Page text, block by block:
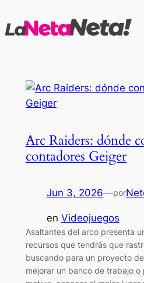
al
Arc Raiders: dónde
contadores Geiger
Jun 3, 2026—por
en Videojuegos
Asaltantes del arco presenta
recursos que tendrás que
buscando para un proyecto
mejorar un banco de trabajo